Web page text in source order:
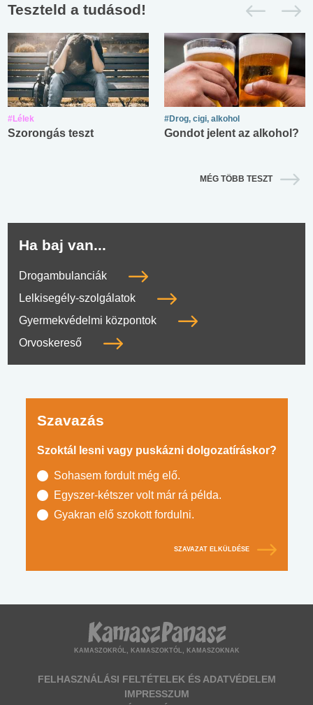
Teszteld a tudásod!
#Lélek
Szorongás teszt
#Drog, cigi, alkohol
Gondot jelent az alkohol?
MÉG TÖBB TESZT
Ha baj van...
Drogambulanciák
Lelkisegély-szolgálatok
Gyermekvédelmi központok
Orvoskereső
Szavazás
Szoktál lesni vagy puskázni dolgozatíráskor?
Sohasem fordult még elő.
Egyszer-kétszer volt már rá példa.
Gyakran elő szokott fordulni.
SZAVAZAT ELKÜLDÉSE
KAMASZOKRÓL, KAMASZOKTÓL, KAMASZOKNAK
FELHASZNÁLÁSI FELTÉTELEK ÉS ADATVÉDELEM
IMPRESSZUM